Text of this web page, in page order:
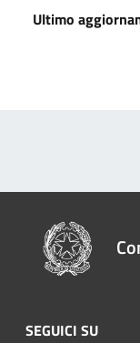
Ultimo
SEGUICI SU